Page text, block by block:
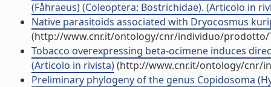
(Fåhraeus) (Coleoptera: Bostrichidae). (Articolo in
Native parasitoids associated with Dryocosmus
(http://www.cnr.it/ontology/cnr/individuo/prodotto/
Tobacco overexpressing beta-ocimene induces
(Articolo in rivista)(http://www.cnr.it/ontology/cnr/
Preliminary phylogeny of the genus Copidosoma